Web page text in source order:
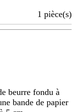
1 pièce(s)
beurre fondu à
bande de papier